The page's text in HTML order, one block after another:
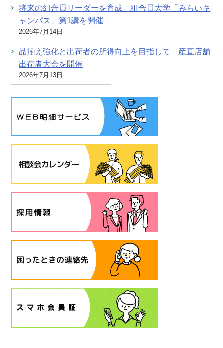
将来の組合員リーダーを育成 組合員大学「みらいキ
ャンパス」第1講を開催
2026年7月14日
品揃え強化と出荷者の所得向上を目指して 産直店舗
出荷者大会を開催
2026年7月13日